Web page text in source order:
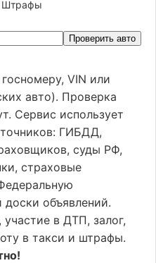
Штрафы
Проверить авто
VIN или
авто). Проверка
Сервис использует
ГИБДД,
суды РФ,
страховые
объявлений.
в ДТП, залог,
в такси и штрафы.